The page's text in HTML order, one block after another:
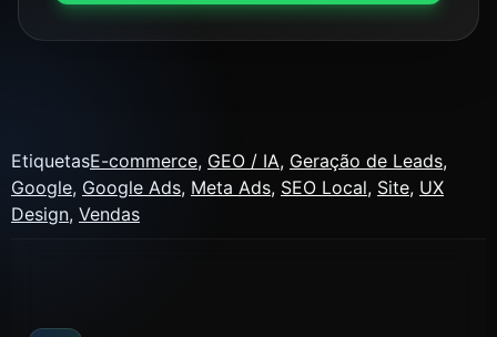
EtiquetasE-commerce, GEO / IA, Geração de Leads,
Google, Google Ads, Meta Ads, SEO Local, Site, UX
Design, Vendas